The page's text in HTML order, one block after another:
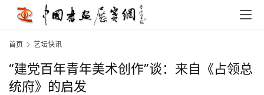
首页 艺坛快讯
“建党百年青年美术创作”谈：来自《占领总
统府》的启发